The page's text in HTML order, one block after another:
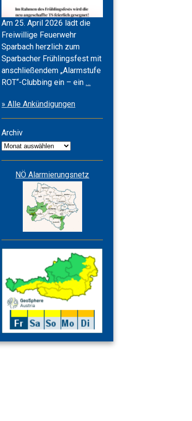
Am 25. April 2026 lädt die
Freiwillige Feuerwehr
Sparbach herzlich zum
Sparbacher Frühlingsfest mit
anschließendem „Alarmstufe
ROT“-Clubbing ein – ein…
Alarmstufe
» Alle Ankündigungen
Archiv
Archiv
NÖ Alarmierungsnetz